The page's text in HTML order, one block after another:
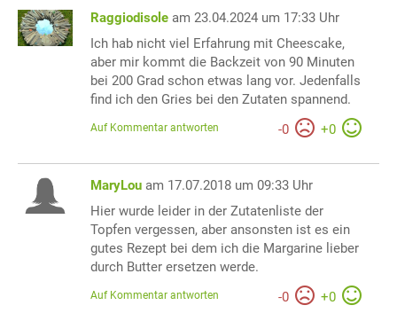
Raggiodisole am 23.04.2024 um 17:33 Uhr
Ich hab nicht viel Erfahrung mit Cheescake,
aber mir kommt die Backzeit von 90 Minuten
bei 200 Grad schon etwas lang vor. Jedenfalls
find ich den Gries bei den Zutaten spannend.
-0 +0
Auf Kommentar antworten
MaryLou am 17.07.2018 um 09:33 Uhr
Hier wurde leider in der Zutatenliste der
Topfen vergessen, aber ansonsten ist es ein
gutes Rezept bei dem ich die Margarine lieber
durch Butter ersetzen werde.
-0 +0
Auf Kommentar antworten